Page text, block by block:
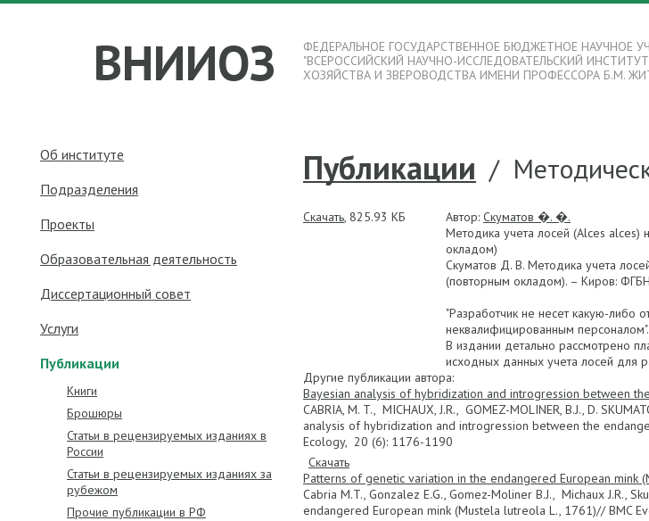
ВНИИОЗ
ФЕДЕРАЛЬНОЕ ГОСУДАРСТВЕННОЕ БЮДЖЕТНОЕ НАУЧНОЕ
"ВСЕРОССИЙСКИЙ НАУЧНО-ИССЛЕДОВАТЕЛЬСКИЙ
ХОЗЯЙСТВА И ЗВЕРОВОДСТВА ИМЕНИ ПРОФЕССОРА Б.М.
Публикации /
Скачать, 825.93 КБ Автор: Скуматов �. �.
Методика учета лосей (Alces
окладом)
Скуматов Д. В. Методика учета
(повторным окладом). – Киров:
"Разработчик не несет какую-либо
неквалифицированным персоналом".
В издании детально рассмотрено
исходных данных учета лосей для
Другие публикации автора:
Bayesian analysis of hybridization and introgression between
CABRIA, M. T., MICHAUX, J.R., GOMEZ-MOLINER, B.J., D.
analysis of hybridization and introgression between the
Ecology, 20 (6): 1176-1190
Скачать
Patterns of genetic variation in the endangered European mink
Cabria M.T., Gonzalez E.G., Gomez-Moliner B.J., Michaux J.R.,
endangered European mink (Mustela lutreola L., 1761)// BMC
Об институте
Подразделения
Проекты
Образовательная деятельность
Диссертационный совет
Услуги
Публикации
Книги
Брошюры
Статьи в рецензируемых изданиях в
России
Статьи в рецензируемых изданиях за
рубежом
Прочие публикации в РФ